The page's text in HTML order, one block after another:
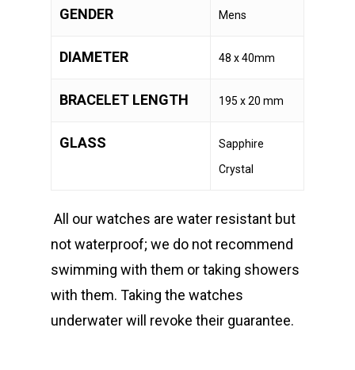
GENDER Mens
DIAMETER 48 x 40mm
BRACELET LENGTH 195 x 20 mm
GLASS
Sapphire
Crystal
All our watches are water resistant but
not waterproof; we do not recommend
swimming with them or taking showers
with them. Taking the watches
underwater will revoke their guarantee.